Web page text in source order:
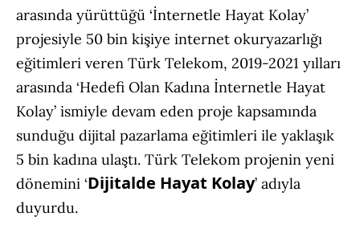
arasında yürüttüğü ‘İnternetle Hayat Kolay’
projesiyle 50 bin kişiye internet okuryazarlığı
eğitimleri veren Türk Telekom, 2019-2021 yılları
arasında ‘Hedefi Olan Kadına İnternetle Hayat
Kolay’ ismiyle devam eden proje kapsamında
sunduğu dijital pazarlama eğitimleri ile yaklaşık
5 bin kadına ulaştı. Türk Telekom projenin yeni
dönemini ‘Dijitalde Hayat Kolay’ adıyla
duyurdu.